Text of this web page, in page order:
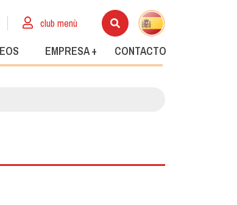
club menù
EMPRESA + CONTACTO